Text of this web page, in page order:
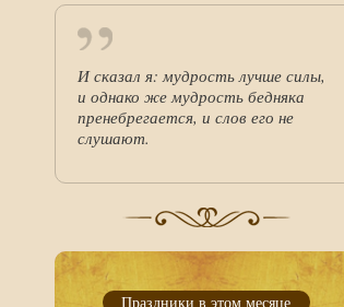
И сказал я: мудрость лучше силы,
и однако же мудрость бедняка
пренебрегается, и слов его не
слушают.
Праздники в этом месяце